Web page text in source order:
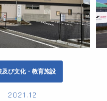
及び文化・教育施設
2021.12